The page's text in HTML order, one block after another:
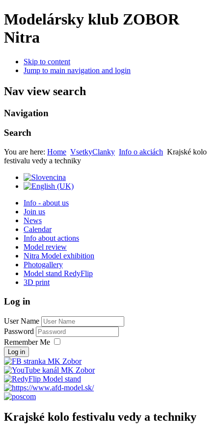
Modelársky klub ZOBOR
Nitra
Skip to content
Jump to main navigation and login
Nav view search
Navigation
Search
You are here: Home VsetkyClanky Info o akciách Krajské kolo
festivalu vedy a techniky
Info - about us
Join us
News
Calendar
Info about actions
Model review
Nitra Model exhibition
Photogallery
Model stand RedyFlip
3D print
Log in
User Name
Password
Remember Me
Log in
Krajské kolo festivalu vedy a techniky